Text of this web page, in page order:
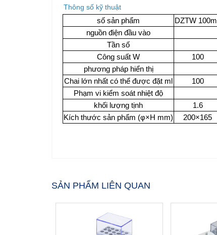
Thông số kỹ thuật
số sản phẩm
DZTW 100ml
nguồn điện đầu vào
Tần số
Công suất W 100
phương pháp hiển thị
Chai lớn nhất có thể được đặt ml
100
Phạm vi kiểm soát nhiệt độ
khối lượng tịnh
1.6
Kích thước sản phẩm (φ×H mm)
200×165
SẢN PHẨM LIÊN QUAN